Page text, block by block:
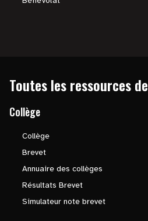
Toutes les ressources de
Collège
Collège
Brevet
Annuaire des collèges
Résultats Brevet
Simulateur note brevet